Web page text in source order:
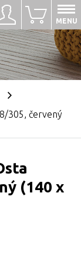
Přihlásit se
0
MENU
305, červený
(140 x